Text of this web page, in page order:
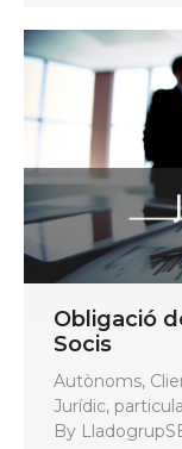
Obligació
Socis
Autònoms,
Jurídic,
By